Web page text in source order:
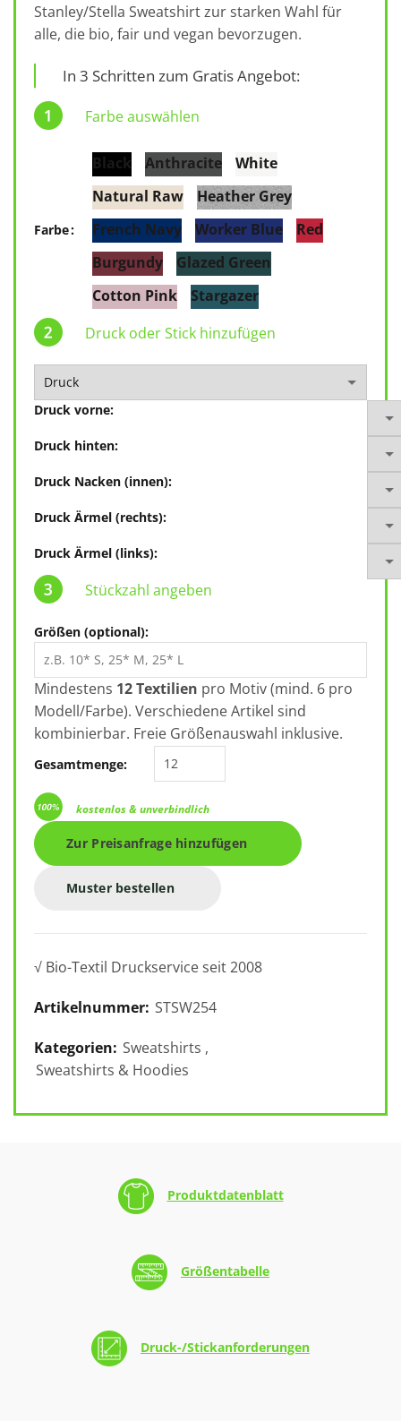
Stanley/Stella Sweatshirt zur starken Wahl für
alle, die bio, fair und vegan bevorzugen.
In 3 Schritten zum Gratis Angebot:
Farbe auswählen
Farbe
Black Anthracite
White
Natural Raw
Heather Grey
French Navy
Worker Blue
Red
Burgundy
Glazed Green
Cotton Pink
Stargazer
Druck oder Stick hinzufügen
Druck vorne:
Druck hinten:
Druck Nacken (innen):
Druck Ärmel (rechts):
Druck Ärmel (links):
Stückzahl angeben
Größen (optional):
Mindestens 12 Textilien pro Motiv (mind. 6 pro
Modell/Farbe). Verschiedene Artikel sind
kombinierbar. Freie Größenauswahl inklusive.
Gesamtmenge:
kostenlos & unverbindlich
Muster bestellen
√ Bio-Textil Druckservice seit 2008
Artikelnummer: STSW254
Kategorien: Sweatshirts ,
Sweatshirts & Hoodies
Produktdatenblatt
Größentabelle
Druck-/Stickanforderungen